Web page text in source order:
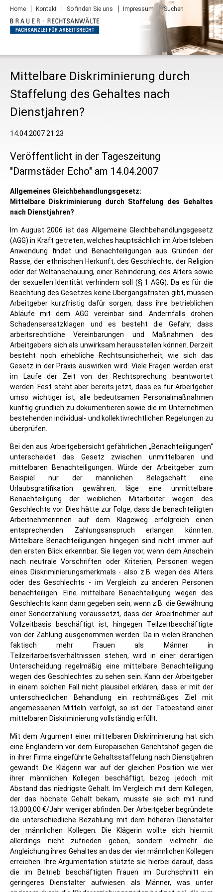
Navigation
überspringen
Home Kontakt So finden Sie uns Impressum Suchen
Mittelbare Diskriminierung durch
Staffelung des Gehaltes nach
Dienstjahren?
14.04.2007 21:23
Veröffentlicht in der Tageszeitung
"Darmstäder Echo" am 14.04.2007
Allgemeines Gleichbehandlungsgesetz:
Mittelbare Diskriminierung durch Staffelung des Gehaltes
nach Dienstjahren?
Im August 2006 ist das Allgemeine Gleichbehandlungsgesetz
(AGG) in Kraft getreten, welches hauptsächlich im Arbeitsleben
Anwendung findet und Benachteiligungen aus Gründen der
Rasse, der ethnischen Herkunft, des Geschlechts, der Religion
oder der Weltanschauung, einer Behinderung, des Alters sowie
der sexuellen Identität verhindern soll (§ 1 AGG). Da es für die
Beachtung des Gesetzes keine Übergangsfristen gibt, müssen
Arbeitgeber kurzfristig dafür sorgen, dass ihre betrieblichen
Abläufe mit dem AGG vereinbar sind. Andernfalls drohen
Schadensersatzklagen und es besteht die Gefahr, dass
arbeitsrechtliche Vereinbarungen und Maßnahmen des
Arbeitgebers sich als unwirksam herausstellen können. Derzeit
besteht noch erhebliche Rechtsunsicherheit, wie sich das
Gesetz in der Praxis auswirken wird. Viele Fragen werden erst
im Laufe der Zeit von der Rechtsprechung beantwortet
werden. Fest steht aber bereits jetzt, dass es für Arbeitgeber
umso wichtiger ist, alle bedeutsamen Personalmaßnahmen
künftig gründlich zu dokumentieren sowie die im Unternehmen
bestehenden individual- und kollektivrechtlichen Regelungen zu
überprüfen.
Bei den aus Arbeitgebersicht gefährlichen „Benachteiligungen“
unterscheidet das Gesetz zwischen unmittelbaren und
mittelbaren Benachteiligungen. Würde der Arbeitgeber zum
Beispiel nur der männlichen Belegschaft eine
Urlaubsgratifikation gewähren, läge eine unmittelbare
Benachteiligung der weiblichen Mitarbeiter wegen des
Geschlechts vor. Dies hätte zur Folge, dass die benachteiligten
Arbeitnehmerinnen auf dem Klageweg erfolgreich einen
entsprechenden Zahlungsanspruch erlangen könnten.
Mittelbare Benachteiligungen hingegen sind nicht immer auf
den ersten Blick erkennbar. Sie liegen vor, wenn dem Anschein
nach neutrale Vorschriften oder Kriterien, Personen wegen
eines Diskriminierungsmerkmals - also z.B. wegen des Alters
oder des Geschlechts - im Vergleich zu anderen Personen
benachteiligen. Eine mittelbare Benachteiligung wegen des
Geschlechts kann dann gegeben sein, wenn z.B. die Gewährung
einer Sonderzahlung voraussetzt, dass der Arbeitnehmer auf
Vollzeitbasis beschäftigt ist, hingegen Teilzeitbeschäftigte
von der Zahlung ausgenommen werden. Da in vielen Branchen
faktisch mehr Frauen als Männer in
Teilzeitarbeitsverhältnissen stehen, wird in einer derartigen
Unterscheidung regelmäßig eine mittelbare Benachteiligung
wegen des Geschlechtes zu sehen sein. Kann der Arbeitgeber
in einem solchen Fall nicht plausibel erklären, dass er mit der
unterschiedlichen Behandlung ein rechtmäßiges Ziel mit
angemessenen Mitteln verfolgt, so ist der Tatbestand einer
mittelbaren Diskriminierung vollständig erfüllt.
Mit dem Argument einer mittelbaren Diskriminierung hat sich
eine Engländerin vor dem Europäischen Gerichtshof gegen die
in ihrer Firma eingeführte Gehaltsstaffelung nach Dienstjahren
gewandt. Die Klägerin war auf der gleichen Position wie vier
ihrer männlichen Kollegen beschäftigt, bezog jedoch mit
Abstand das niedrigste Gehalt. Im Vergleich mit dem Kollegen,
der das höchste Gehalt bekam, musste sie sich mit rund
13.000,00 €/Jahr weniger abfinden. Der Arbeitgeber begründete
die unterschiedliche Bezahlung mit dem höheren Dienstalter
der männlichen Kollegen. Die Klägerin wollte sich hiermit
allerdings nicht zufrieden geben, sondern vielmehr die
Angleichung ihres Gehaltes an das der vier männlichen Kollegen
erreichen. Ihre Argumentation stützte sie hierbei darauf, dass
die im Betrieb beschäftigten Frauen im Durchschnitt ein
geringeres Dienstalter aufwiesen als Männer, was unter